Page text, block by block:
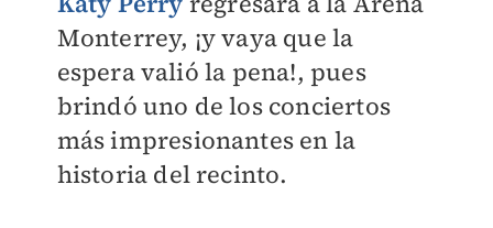
Monterrey, ¡y vaya que la
espera valió la pena!, pues
brindó uno de los conciertos
más impresionantes en la
historia del recinto.